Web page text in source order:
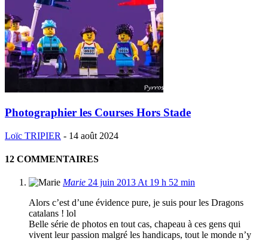
Photographier les Courses Hors Stade
Loïc TRIPIER - 14 août 2024
12 COMMENTAIRES
Marie 24 juin 2013 At 19 h 52 min
Alors c’est d’une évidence pure, je suis pour les Dragons
catalans ! lol
Belle série de photos en tout cas, chapeau à ces gens qui
vivent leur passion malgré les handicaps, tout le monde n’y